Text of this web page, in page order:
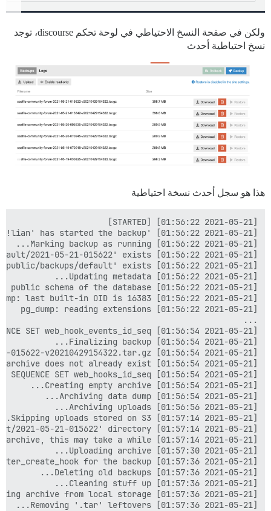
ولكن في صفحة النسخ الاحتياطي في لوحة تحكم discourse، توجد
نسخ احتياطية أحدث
هذا هو سجل أحدث نسخة احتياطية